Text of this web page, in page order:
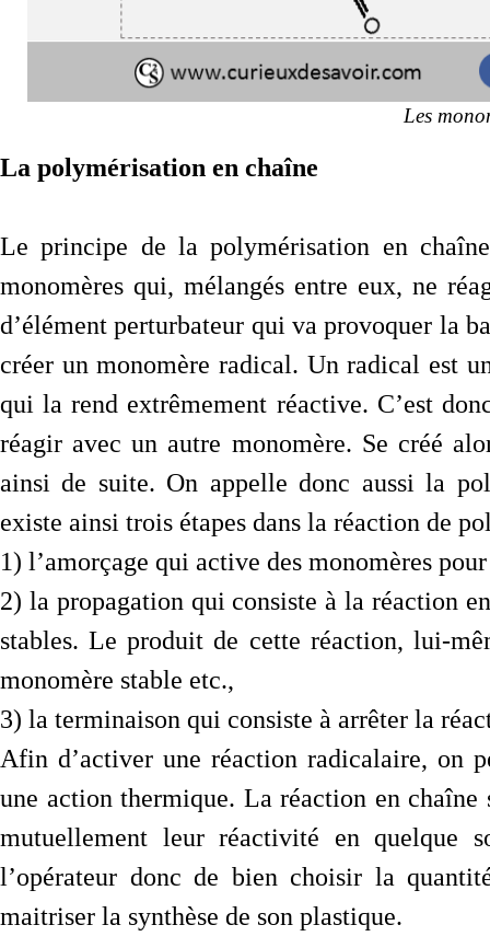
Les
La polymérisation en chaîne
Le principe de la polymérisation en
monomères qui, mélangés entre eux, ne
d’élément perturbateur qui va provoquer la
créer un monomère radical. Un radical est
qui la rend extrêmement réactive. C’est
réagir avec un autre monomère. Se créé
ainsi de suite. On appelle donc aussi la
existe ainsi trois étapes dans la réaction de
1) l’amorçage qui active des monomères
2) la propagation qui consiste à la réaction
stables. Le produit de cette réaction, lui-
monomère stable etc.,
3) la terminaison qui consiste à arrêter la
Afin d’activer une réaction radicalaire, on
une action thermique. La réaction en chaîne
mutuellement leur réactivité en quelque
l’opérateur donc de bien choisir la
maitriser la synthèse de son plastique.